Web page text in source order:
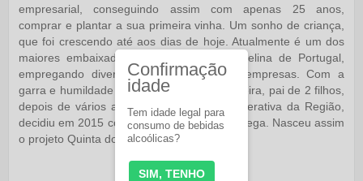
empresarial, conseguindo assim com apenas 25 anos,
comprar e plantar a sua primeira vinha. Um sonho de criança,
que foi crescendo até aos dias de hoje. Atualmente é um dos
maiores embaixadores da vila mais manuelina de Portugal,
empregando diversas famílias nas suas empresas. Com a
garra e humildade de criança, Manuel Caldeira, pai de 2 filhos,
depois de vários anos ligado à maior cooperativa da Região,
decidiu em 2015 construir a sua primeira adega. Nasceu assim
o projeto Quinta dos Castelares!
Confirmação
idade
Tem idade legal para
consumo de bebidas
alcoólicas?
SIM, TENHO